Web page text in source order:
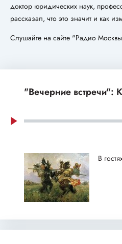
доктор юридических наук,
рассказал, что это значит и как
Слушайте на сайте "Радио
"Вечерние встречи":
В